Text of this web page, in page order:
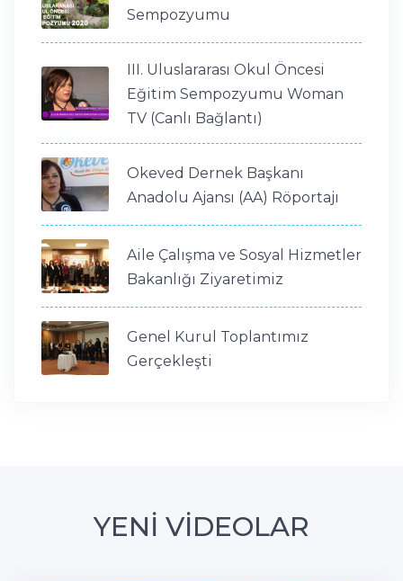
Sempozyumu
III. Uluslararası Okul Öncesi
Eğitim Sempozyumu Woman
TV (Canlı Bağlantı)
Okeved Dernek Başkanı
Anadolu Ajansı (AA) Röportajı
Aile Çalışma ve Sosyal Hizmetler
Bakanlığı Ziyaretimiz
Genel Kurul Toplantımız
Gerçekleşti
YENİ VİDEOLAR